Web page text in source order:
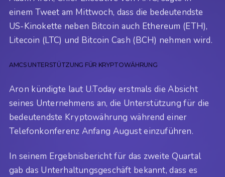
einem Tweet am Mittwoch, dass die bedeutendste
US-Kinokette neben Bitcoin auch Ethereum (ETH),
Litecoin (LTC) und Bitcoin Cash (BCH) nehmen wird.
AMCS UNTERSTÜTZUNG FÜR KRYPTOWÄHRUNG
Aron kündigte laut U.Today erstmals die Absicht
seines Unternehmens an, die Unterstützung für die
bedeutendste Kryptowährung während einer
Telefonkonferenz Anfang August einzuführen.
In seinem Ergebnisbericht für das zweite Quartal
gab das Unterhaltungsgeschäft bekannt, dass es